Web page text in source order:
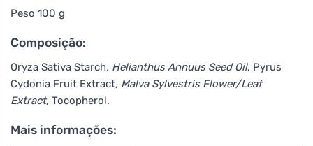
Peso 100 g
Composição:
Oryza Sativa Starch, Helianthus Annuus Seed Oil, Pyrus
Cydonia Fruit Extract, Malva Sylvestris Flower/Leaf
Extract, Tocopherol.
Mais informações: